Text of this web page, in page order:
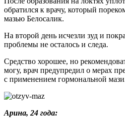
обратился к врачу, который
мазью Белосалик.
На второй день исчезли зуд и
проблемы не осталось и следа.
Средство хорошее, но
могу, врач предупредил о мерах
с применением гормональной
Арина, 24 года: